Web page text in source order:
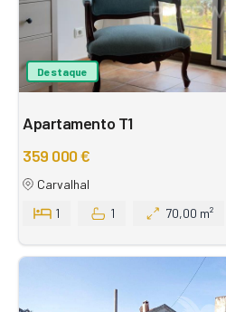
Destaque
Apartamento T1
359 000 €
Carvalhal
1
1 70,00 m²